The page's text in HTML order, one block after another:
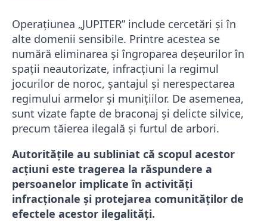
Operațiunea „JUPITER” include cercetări și în
alte domenii sensibile. Printre acestea se
numără eliminarea și îngroparea deșeurilor în
spații neautorizate, infracțiuni la regimul
jocurilor de noroc, șantajul și nerespectarea
regimului armelor și munițiilor. De asemenea,
sunt vizate fapte de braconaj și delicte silvice,
precum tăierea ilegală și furtul de arbori.
Autoritățile au subliniat că scopul acestor
acțiuni este tragerea la răspundere a
persoanelor implicate în activități
infracționale și protejarea comunităților de
efectele acestor ilegalități.